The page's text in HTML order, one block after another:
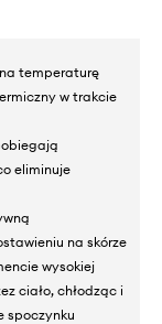
temperaturę
w trakcie
eliminuje
na skórze
wysokiej
ciało, chłodząc i
spoczynku